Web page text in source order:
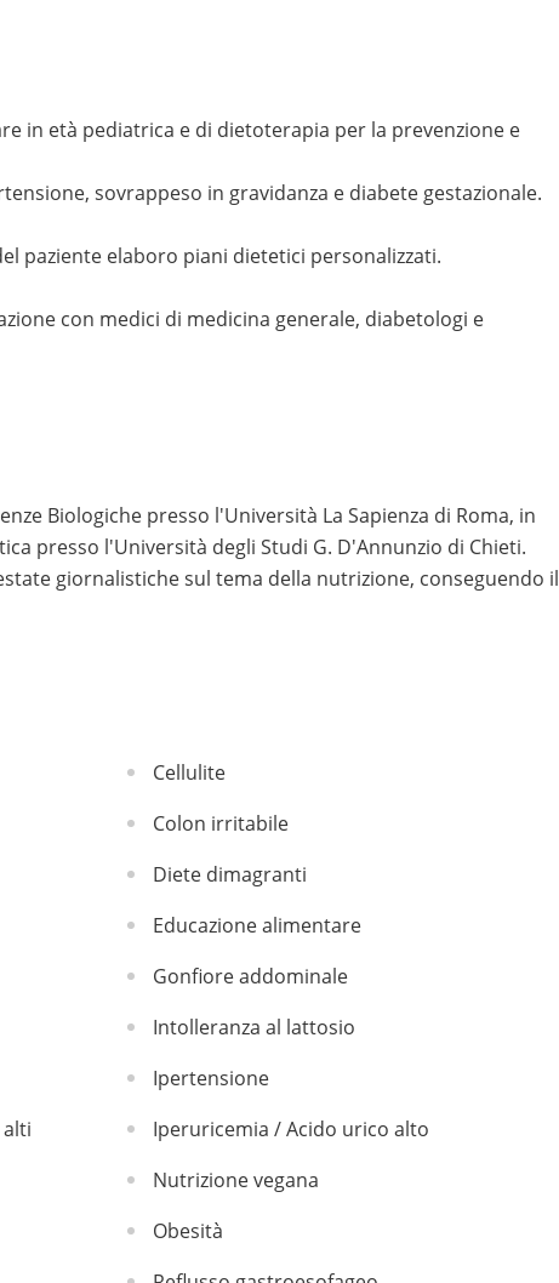
in età pediatrica e di dietoterapia per la prevenzione e
sovrappeso in gravidanza e diabete gestazionale.
paziente elaboro piani dietetici personalizzati.
con medici di medicina generale, diabetologi e
Biologiche presso l'Università La Sapienza di Roma, in
presso l'Università degli Studi G. D'Annunzio di Chieti.
giornalistiche sul tema della nutrizione, conseguendo il
Cellulite
Colon irritabile
Diete dimagranti
Educazione alimentare
Gonfiore addominale
Intolleranza al lattosio
Ipertensione
Iperuricemia / Acido urico alto
Nutrizione vegana
Obesità